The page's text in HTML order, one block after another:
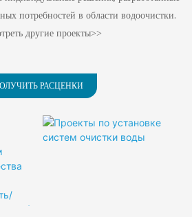
потребностей в области водоочистки.
другие проекты>>
РАСЦЕНКИ